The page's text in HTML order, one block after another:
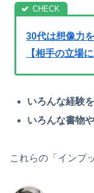
30代は想像力
【相手の立場に
いろんな経験
いろんな書物
これらの「インプ